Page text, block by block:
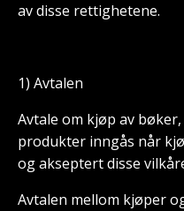
av disse rettighetene.
1) Avtalen
Avtale om kjøp av
produkter inngås når
og akseptert disse
Avtalen mellom kjøper